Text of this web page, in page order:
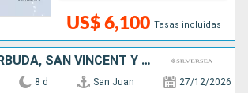
US$ 6,100 Tasas incluidas
ANTIGUA Y BARBUDA, SAN VINCENT Y LAS GRANADINAS, PUERTO RICO
8 d San Juan 27/12/2026